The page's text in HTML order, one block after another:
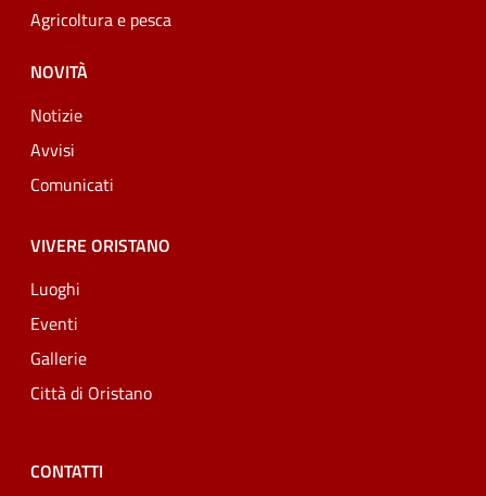
Agricoltura e pesca
NOVITÀ
Notizie
Avvisi
Comunicati
VIVERE ORISTANO
Luoghi
Eventi
Gallerie
Città di Oristano
CONTATTI